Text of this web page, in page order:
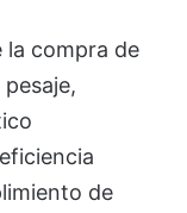
la compra de
de